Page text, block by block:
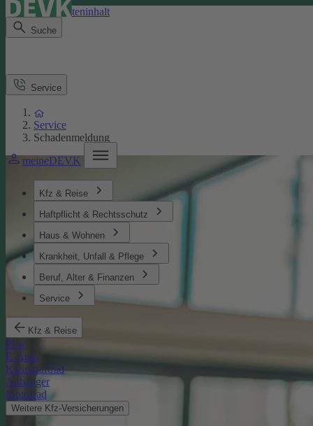
Direkt zum Seiteninhalt
Suche
meineDEVK
Kfz & Reise
Haftpflicht & Rechtsschutz
Haus & Wohnen
Krankheit, Unfall & Pflege
Beruf, Alter & Finanzen
Service
Kfz & Reise
Pkw
E-Auto
Kleinkraftrad
Anhänger
Motorrad
Weitere Kfz-Versicherungen
Service
Service
Schadenmeldung